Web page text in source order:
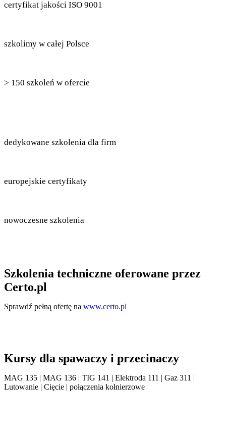
certyfikat jakości ISO 9001
szkolimy w całej Polsce
> 150 szkoleń w ofercie
dedykowane szkolenia dla firm
europejskie certyfikaty
nowoczesne szkolenia
Szkolenia techniczne oferowane przez
Certo.pl
Sprawdź pełną ofertę na www.certo.pl
Kursy dla spawaczy i przecinaczy
MAG 135 | MAG 136 | TIG 141 | Elektroda 111 | Gaz 311 |
Lutowanie | Cięcie | połączenia kołnierzowe